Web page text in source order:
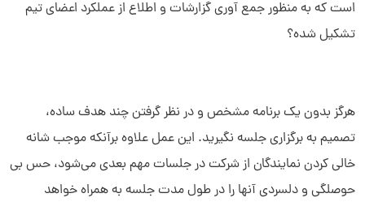
است که به منظور جمع آوری گزارشات و اطلاع از عملکرد اعضای تیم
تشکیل شده؟
هرگز بدون یک برنامه مشخص و در نظر گرفتن چند هدف ساده،
تصمیم به برگزاری جلسه نگیرید. این عمل علاوه برآنکه موجب شانه
خالی کردن نمایندگان از شرکت در جلسات مهم بعدی می‌شود، حس بی
حوصلگی و دلسردی آنها را در طول مدت جلسه به همراه خواهد